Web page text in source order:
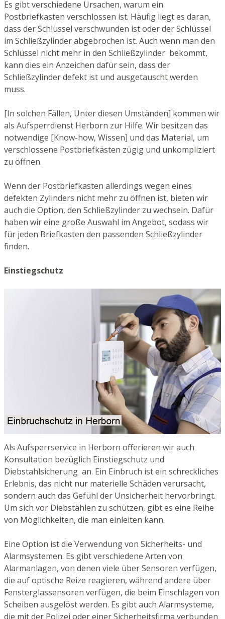
Es gibt verschiedene Ursachen, warum ein
Postbriefkasten verschlossen ist. Häufig liegt es daran,
dass der Schlüssel verschwunden ist oder der Schlüssel
im Schließzylinder abgebrochen ist. Auch wenn man den
Schlüssel nicht mehr in den Schließzylinder bekommt,
kann dies ein Anzeichen dafür sein, dass der
Schließzylinder defekt ist und ausgetauscht werden
muss.
[In solchen Fällen, Unter diesen Umständen] kommen wir
als Aufsperrdienst Herborn zur Hilfe. Wir besitzen das
notwendige [Know-how, Wissen] und das Material, um
verschlossene Postbriefkästen zügig und unkompliziert
zu öffnen.
Wenn der Postbriefkasten allerdings wegen eines
defekten Zylinders nicht mehr zu öffnen ist, bieten wir
auch die Option, den Schließzylinder zu wechseln. Dafür
haben wir eine große Auswahl im Angebot, sodass wir
für jeden Briefkasten den passenden Schließzylinder
finden.
Einstiegschutz
Als Aufsperrservice in Herborn offerieren wir auch
Konsultation bezüglich Einstiegschutz und
Diebstahlsicherung an. Ein Einbruch ist ein schreckliches
Erlebnis, das nicht nur materielle Schäden verursacht,
sondern auch das Gefühl der Unsicherheit hervorbringt.
Um sich vor Diebstählen zu schützen, gibt es eine Reihe
von Möglichkeiten, die man einleiten kann.
Eine Option ist die Verwendung von Sicherheits- und
Alarmsystemen. Es gibt verschiedene Arten von
Alarmanlagen, von denen viele über Sensoren verfügen,
die auf optische Reize reagieren, während andere über
Fensterglassensoren verfügen, die beim Einschlagen von
Scheiben ausgelöst werden. Es gibt auch Alarmsysteme,
die mit der Polizei oder einer Sicherheitsfirma verbunden